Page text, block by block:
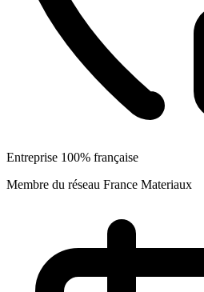
Entreprise 100% française
Membre du réseau France Materiaux